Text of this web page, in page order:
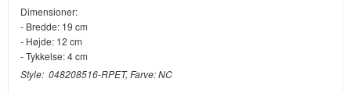
Dimensioner:
- Bredde: 19 cm
- Højde: 12 cm
- Tykkelse: 4 cm
Style: 048208516-RPET, Farve: NC